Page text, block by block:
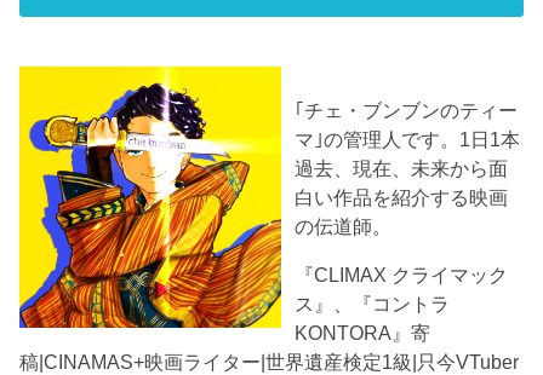
｢チェ・ブンブンのティー
マ｣の管理人です。1日1本
過去、現在、未来から面
白い作品を紹介する映画
の伝道師。
『CLIMAX クライマック
ス』、『コントラ
KONTORA』寄
稿|CINAMAS+映画ライター|世界遺産検定1級|只今VTuber